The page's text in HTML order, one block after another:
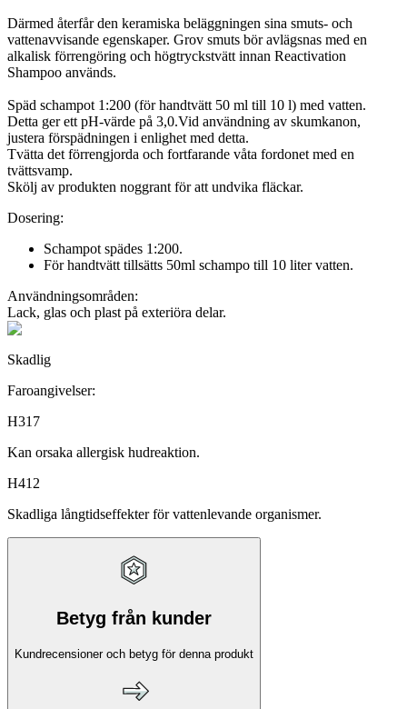
Därmed återfår den keramiska beläggningen sina smuts- och
vattenavvisande egenskaper. Grov smuts bör avlägsnas med en
alkalisk förrengöring och högtryckstvätt innan Reactivation
Shampoo används.
Späd schampot 1:200 (för handtvätt 50 ml till 10 l) med vatten.
Detta ger ett pH-värde på 3,0.Vid användning av skumkanon,
justera förspädningen i enlighet med detta.
Tvätta det förrengjorda och fortfarande våta fordonet med en
tvättsvamp.
Skölj av produkten noggrant för att undvika fläckar.
Dosering:
Schampot spädes 1:200.
För handtvätt tillsätts 50ml schampo till 10 liter vatten.
Användningsområden:
Lack, glas och plast på exteriöra delar.
Skadlig
Faroangivelser:
H317
Kan orsaka allergisk hudreaktion.
H412
Skadliga långtidseffekter för vattenlevande organismer.
Betyg från kunder
Kundrecensioner och betyg för denna produkt